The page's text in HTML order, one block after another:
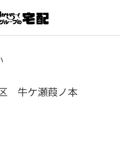
牛ケ瀬葭ノ本